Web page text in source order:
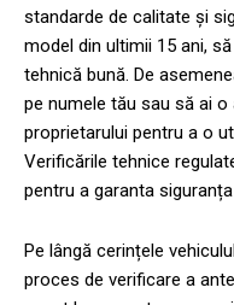
standarde de calitate și
model din ultimii 15 ani,
tehnică bună. De
pe numele tău sau să ai
proprietarului pentru a o
Verificările tehnice
pentru a garanta
Pe lângă cerințele
proces de verificare a